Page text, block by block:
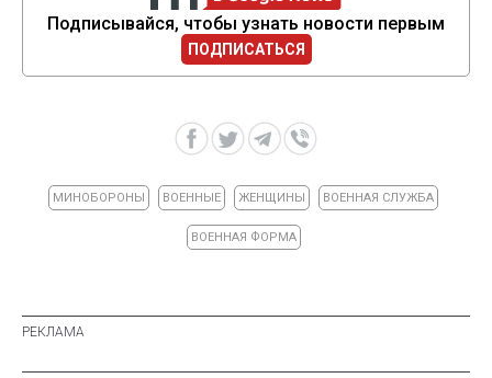
Подписывайся, чтобы узнать новости первым
ПОДПИСАТЬСЯ
МИНОБОРОНЫ ВОЕННЫЕ ЖЕНЩИНЫ ВОЕННАЯ СЛУЖБА
ВОЕННАЯ ФОРМА